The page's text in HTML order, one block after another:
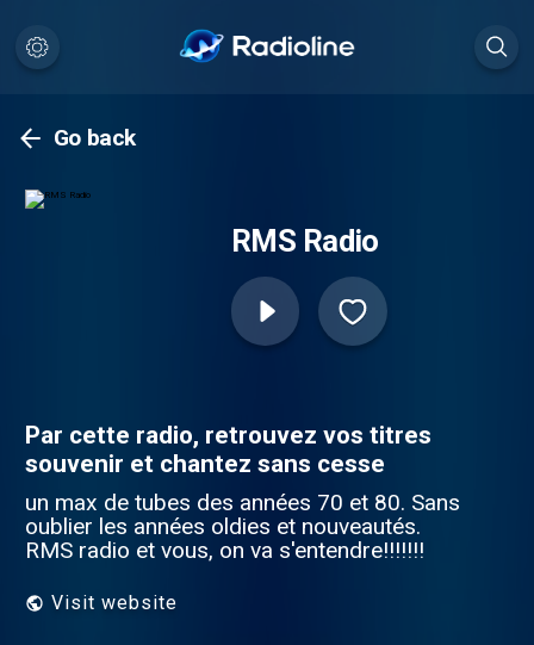
Go back
RMS Radio
Par cette radio, retrouvez vos titres
souvenir et chantez sans cesse
un max de tubes des années 70 et 80. Sans
oublier les années oldies et nouveautés.
RMS radio et vous, on va s'entendre!!!!!!!
Visit website